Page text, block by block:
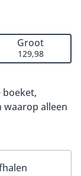
waarop alleen
weelderige
straalt dit
om
zien
Groot
129,98